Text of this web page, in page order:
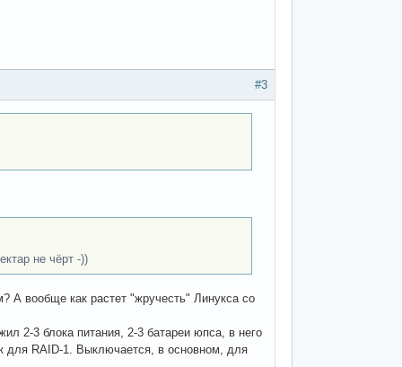
#3
не чёрт -))
А вообще как растет "жручесть" Линукса со
2-3 блока питания, 2-3 батареи юпса, в него
для RAID-1. Выключается, в основном, для